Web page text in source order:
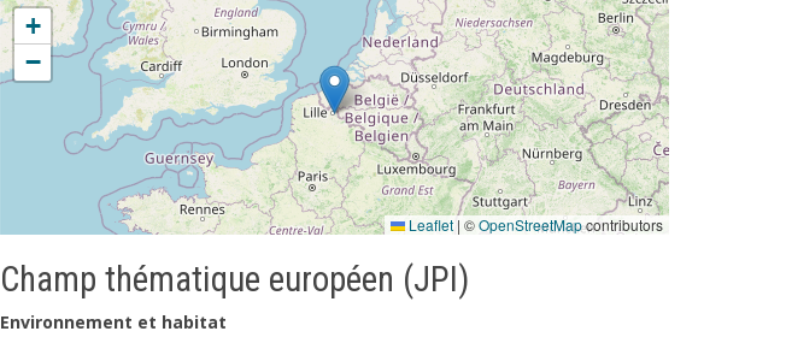
+
−
Leaflet | ©OpenStreetMapcontributors
Champ thématique européen (JPI)
Environnement et habitat